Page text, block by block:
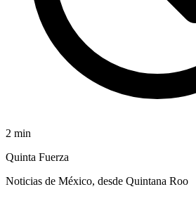
2 min
Quinta Fuerza
Noticias de México, desde Quintana Roo